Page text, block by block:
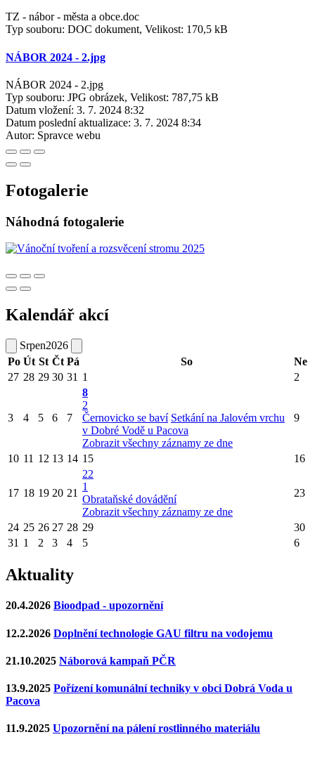
TZ - nábor - města a obce.doc
Typ souboru: DOC dokument, Velikost: 170,5 kB
NÁBOR 2024 - 2.jpg
NÁBOR 2024 - 2.jpg
Typ souboru: JPG obrázek, Velikost: 787,75 kB
Datum vložení: 3. 7. 2024 8:32
Datum poslední aktualizace: 3. 7. 2024 8:34
Autor: Spravce webu
Fotogalerie
Náhodná fotogalerie
Kalendář akcí
Srpen2026
Po Út St Čt Pá So
Ne
27 28 29 30 31 1 2
3 4 5 6 7
8
2
Černovicko se baví Setkání na Jalovém vrchu
v Dobré Vodě u Pacova
Zobrazit všechny záznamy ze dne
9
10 11 12 13 14 15 16
17 18 19 20 21
22
1
Obrataňské dovádění
Zobrazit všechny záznamy ze dne
23
24 25 26 27 28 29
30
31 1 2 3 4 5 6
Aktuality
20.4.2026 Bioodpad - upozornění
12.2.2026 Doplnění technologie GAU filtru na vodojemu
21.10.2025 Náborová kampaň PČR
13.9.2025 Pořízení komunální techniky v obci Dobrá Voda u
Pacova
11.9.2025 Upozornění na pálení rostlinného materiálu